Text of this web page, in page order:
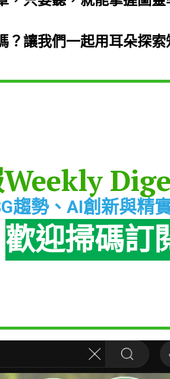
？讓我們一起用耳朵探
Weekly
趨勢、AI創新與精
歡迎掃碼訂